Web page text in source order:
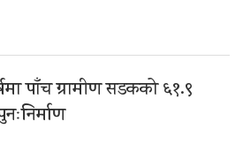
पाँच ग्रामीण सडकको ६१.९